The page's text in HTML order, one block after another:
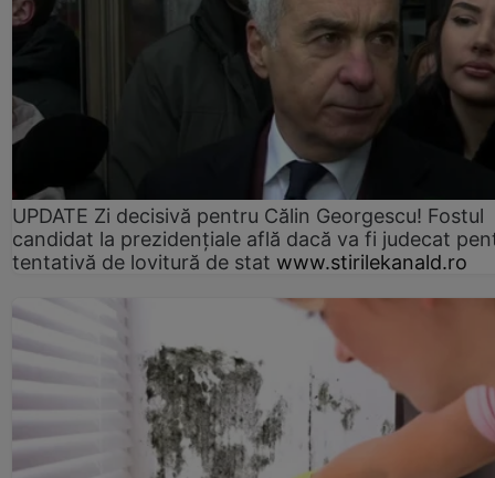
UPDATE Zi decisivă pentru Călin Georgescu! Fostul
candidat la prezidențiale află dacă va fi judecat
tentativă de lovitură de stat www.stirilekanald.ro